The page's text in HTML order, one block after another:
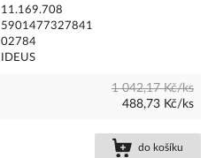
11.169.708
5901477327841
02784
IDEUS
1 042,17 Kč/ks
488,73 Kč/ks
do košíku